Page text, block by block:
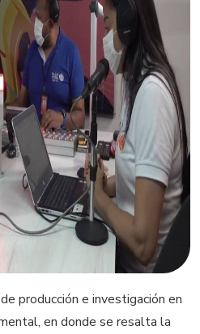
producción e investigación en
en donde se resalta la